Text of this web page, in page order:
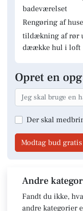
badeværelset
Rengøring af
tildækning af rør
dæække hul i loft
Opret en
Der skal
Modtag bud gratis
Andre
Fandt du ikke,
andre kategorier